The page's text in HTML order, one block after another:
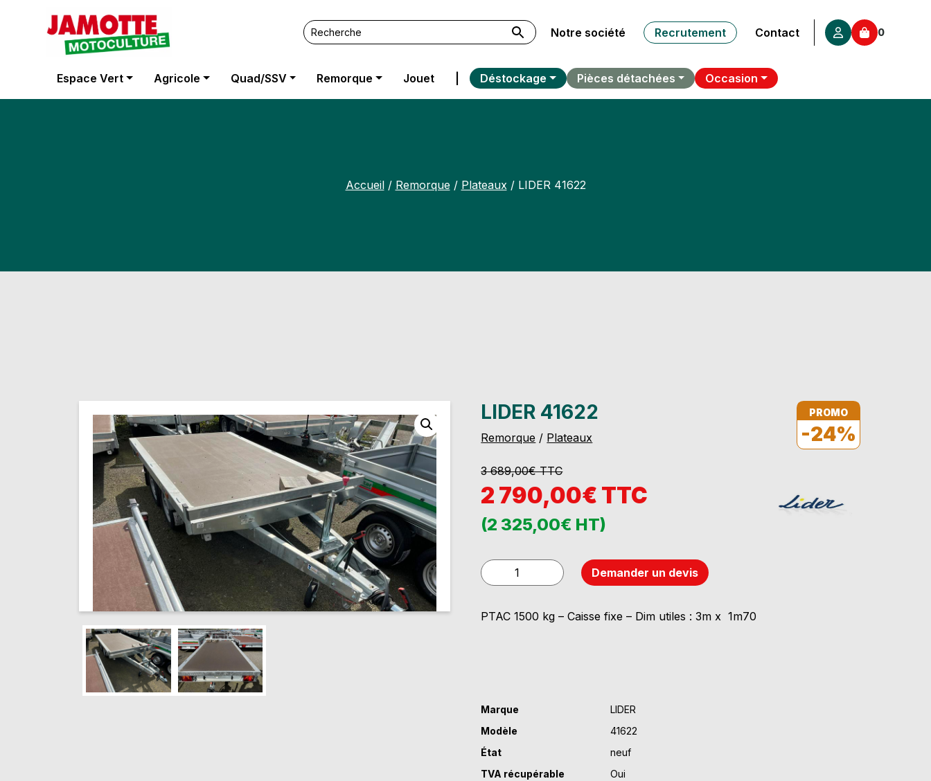
Notre société
Recrutement Contact 0
Espace Vert Agricole Quad/SSV Remorque Jouet Déstockage Pièces détachées Occasion
Accueil/ Remorque/ Plateaux/ LIDER 41622
PROMO
-24%
LIDER 41622
Remorque / Plateaux
3 689,00€ TTC
2 790,00€ TTC
(2 325,00€ HT)
quantité
de
41622
Demander un devis
PTAC 1500 kg – Caisse fixe – Dim utiles : 3m x 1m70
Marque
LIDER
Modèle
41622
État
neuf
TVA récupérable
Oui